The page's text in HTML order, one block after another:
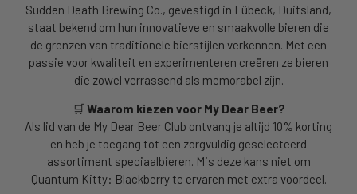
Sudden Death Brewing Co., gevestigd in Lübeck, Duitsland,
staat bekend om hun innovatieve en smaakvolle bieren die
de grenzen van traditionele bierstijlen verkennen. Met een
passie voor kwaliteit en experimenteren creëren ze bieren
die zowel verrassend als memorabel zijn.
🛒 Waarom kiezen voor My Dear Beer?
Als lid van de My Dear Beer Club ontvang je altijd 10% korting
en heb je toegang tot een zorgvuldig geselecteerd
assortiment speciaalbieren. Mis deze kans niet om
Quantum Kitty: Blackberry te ervaren met extra voordeel.